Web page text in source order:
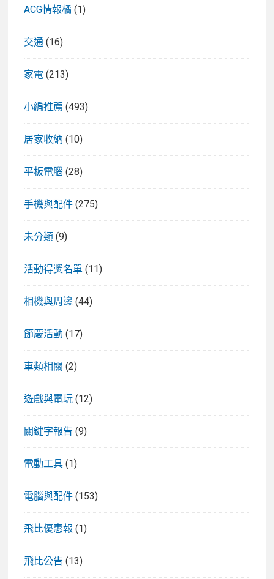
ACG情報橘 (1)
交通 (16)
家電 (213)
小編推薦 (493)
居家收納 (10)
平板電腦 (28)
手機與配件 (275)
未分類 (9)
活動得獎名單 (11)
相機與周邊 (44)
節慶活動 (17)
車類相關 (2)
遊戲與電玩 (12)
關鍵字報告 (9)
電動工具 (1)
電腦與配件 (153)
飛比優惠報 (1)
飛比公告 (13)